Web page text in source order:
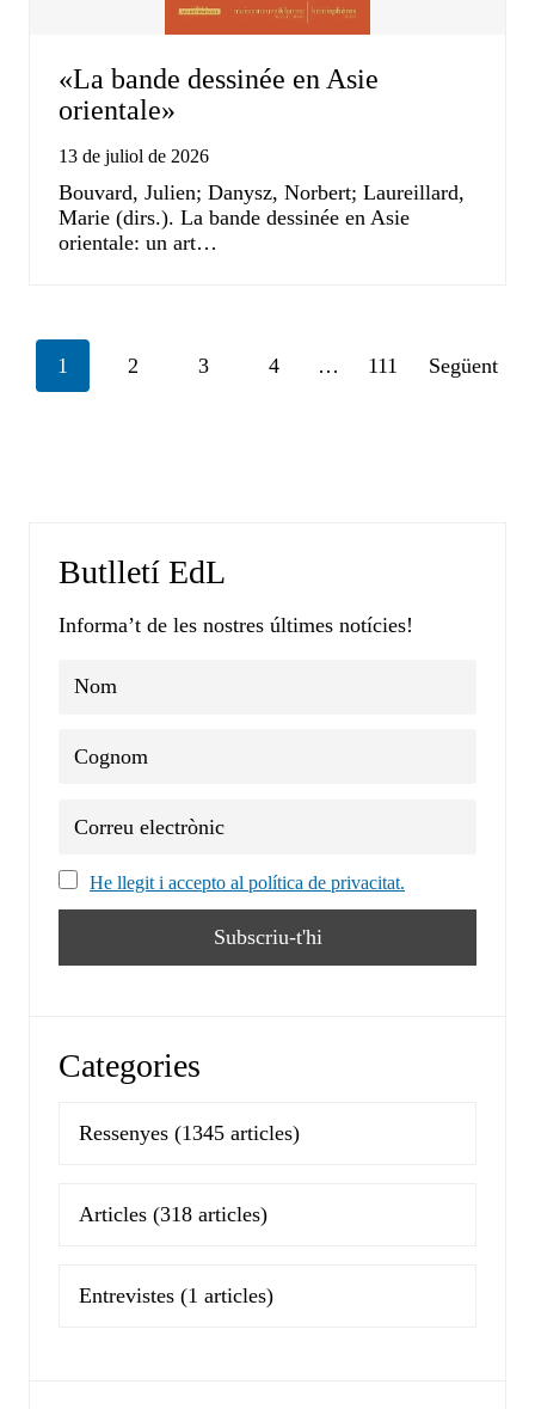
«La bande dessinée en Asie
orientale»
13 de juliol de 2026
Bouvard, Julien; Danysz, Norbert; Laureillard,
Marie (dirs.). La bande dessinée en Asie
orientale: un art…
Posts
1 2 3 4 … 111 Següent
Butlletí EdL
Informa’t de les nostres últimes notícies!
He llegit i accepto al política de privacitat.
Categories
Ressenyes (1345 articles)
Articles (318 articles)
Entrevistes (1 articles)